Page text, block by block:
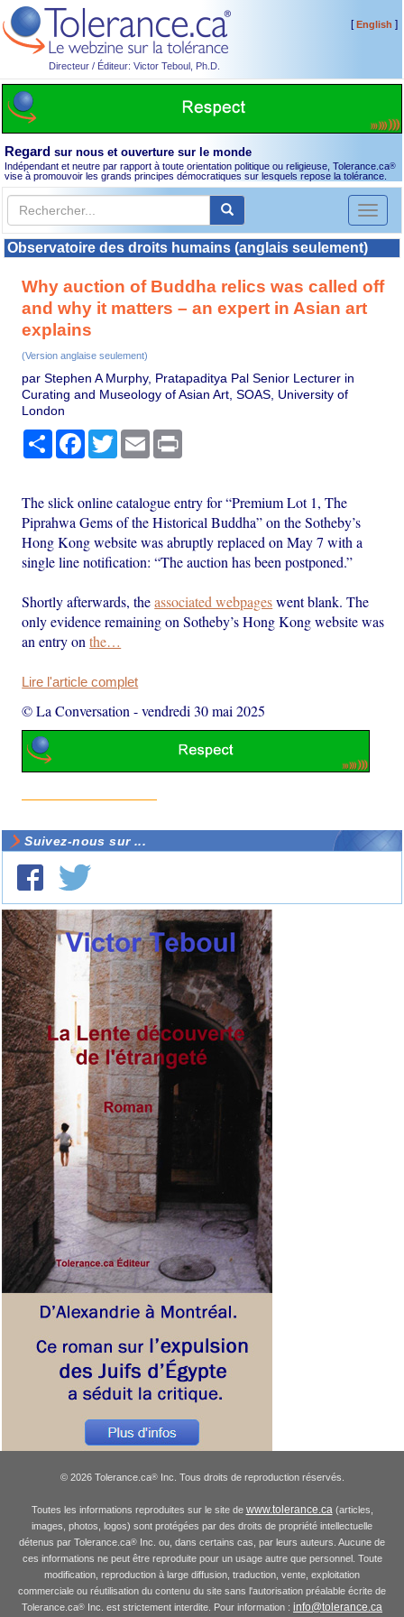
Directeur / Éditeur: Victor Teboul, Ph.D.
[English ]
Regard sur nous et ouverture sur le monde
Indépendant et neutre par rapport à toute orientation politique ou religieuse, Tolerance.ca®
vise à promouvoir les grands principes démocratiques sur lesquels repose la tolérance.
Toggle
Observatoire des droits humains (anglais seulement)
Why auction of Buddha relics was called off
and why it matters – an expert in Asian art
explains
(Version anglaise seulement)
par Stephen A Murphy, Pratapaditya Pal Senior Lecturer in
Curating and Museology of Asian Art, SOAS, University of
London
PartagerFacebook
TwitterEmail
The slick online catalogue entry for “Premium Lot 1, The
Piprahwa Gems of the Historical Buddha” on the Sotheby’s
Hong Kong website was abruptly replaced on May 7 with a
single line notification: “The auction has been postponed.”
Shortly afterwards, theassociated webpageswent blank. The
only evidence remaining on Sotheby’s Hong Kong website was
an entry onthe…
Lire l'article complet
© La Conversation -vendredi 30 mai 2025
Suivez-nous sur ...
© 2026 Tolerance.ca®Inc. Tous droits de reproduction réservés.
Toutes les informations reproduites sur le site de www.tolerance.ca(articles,
images, photos, logos) sont protégées par des droits de propriété intellectuelle
détenus par Tolerance.ca® Inc. ou, dans certains cas, par leurs auteurs. Aucune de
ces informations ne peut être reproduite pour un usage autre que personnel. Toute
modification, reproduction à large diffusion, traduction, vente, exploitation
commerciale ou réutilisation du contenu du site sans l'autorisation préalable écrite de
Tolerance.ca® Inc. est strictement interdite. Pour information : info@tolerance.ca